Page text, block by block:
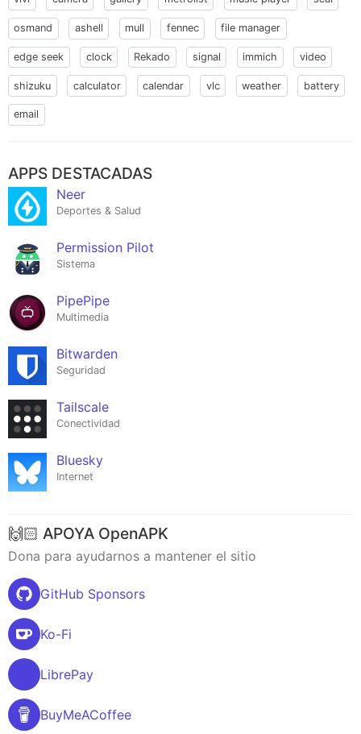
osmand ashell mull fennec file manager
edge seek clock Rekado signal immich video
shizuku calculator calendar vlc weather battery
email
APPS DESTACADAS
Neer
Deportes & Salud
Permission Pilot
Sistema
PipePipe
Multimedia
Bitwarden
Seguridad
Tailscale
Conectividad
Bluesky
Internet
🙌🏻 APOYA OpenAPK
Dona para ayudarnos a mantener el sitio
GitHub Sponsors
Ko-Fi
LibrePay
BuyMeACoffee